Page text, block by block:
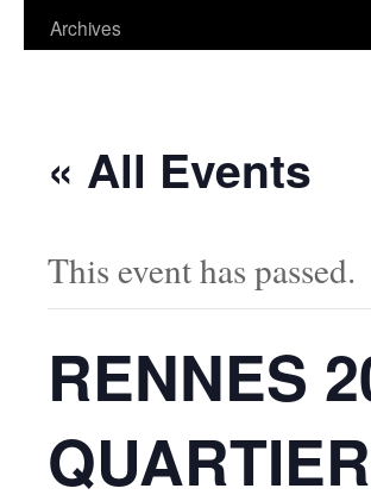
contenu
Archives
« All Events
This event has passed.
RENNES